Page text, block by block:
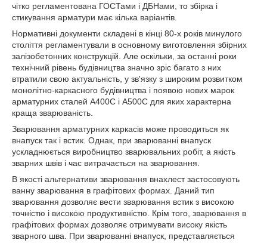
чітко регламентована ГОСТами і ДБНами, то збірка і
стикування арматури має кілька варіантів.
Нормативні документи складені в кінці 80-х років минулого
століття регламентували в основному виготовлення збірних
залізобетонних конструкцій. Але оскільки, за останні роки
технічний рівень будівництва значно зріс багато з них
втратили свою актуальність, у зв'язку з широким розвитком
монолітно-каркасного будівництва і появою нових марок
арматурних сталей А400С і А500С для яких характерна
краща зварюваність.
Зварювання арматурних каркасів може проводиться як
внапуск так і встик. Однак, при зварюванні внапуск
ускладнюється виробництво зварювальних робіт, а якість
зварних швів і час витрачається на зварювання.
В якості альтернативи зварювання внахлест застосовують
ванну зварювання в графітових формах. Даний тип
зварювання дозволяє вести зварювання встик з високою
точністю і високою продуктивністю. Крім того, зварювання в
графітових формах дозволяє отримувати високу якість
зварного шва. При зварюванні внапуск, представляється